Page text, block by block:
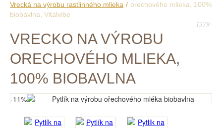
Vrecká na výrobu rastlinného mlieka / orechového mlieka, 100%
biobavlna, Vitalvibe
1379
VRECKO NA VÝROBU
ORECHOVÉHO MLIEKA,
100% BIOBAVLNA
-11%